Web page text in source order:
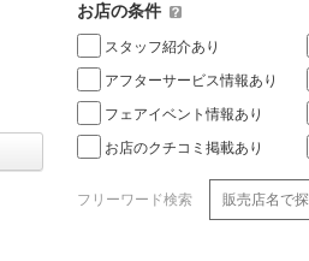
お店の条件
スタッフ紹介あり
アフターサービス情報あり
フェアイベント情報あり
お店のクチコミ掲載あり
フリーワード検索